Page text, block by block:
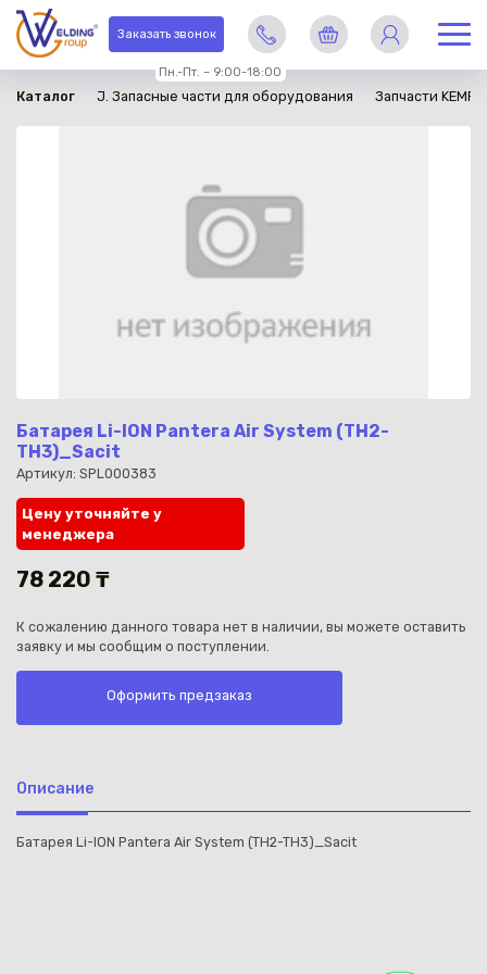
Заказать звонок
Пн.-Пт. – 9:00-18:00
Каз
Каталог J. Запасные части для оборудования Запчасти KEMPPI
Батарея Li-ION Pantera Air System (TH2-
TH3)_Sacit
Артикул: SPL000383
в наличии
Цену уточняйте у
менеджера
78 220 ₸
К сожалению данного товара нет в наличии, вы можете оставить
заявку и мы сообщим о поступлении.
Оформить предзаказ
Описание
Батарея Li-ION Pantera Air System (TH2-TH3)_Sacit